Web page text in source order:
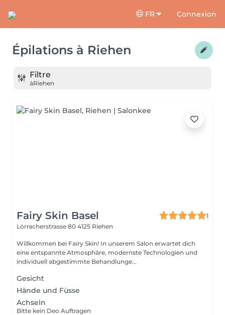
FR Connexion
Épilations à Riehen
Filtre
àRiehen
Fairy Skin Basel
1
Lörracherstrasse 80 4125 Riehen
Willkommen bei Fairy Skin! In unserem Salon erwartet dich
eine entspannte Atmosphäre, modernste Technologien und
individuell abgestimmte Behandlunge...
Gesicht
Hände und Füsse
Achseln
Bitte kein Deo Auftragen